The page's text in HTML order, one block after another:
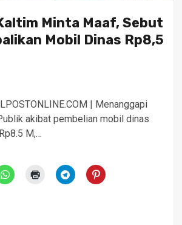
Minta Maaf, Sebut
Mobil Dinas Rp8,5
| Menanggapi
akibat pembelian mobil dinas
M,…